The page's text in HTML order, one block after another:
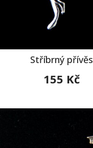
Stříbrný přívěs
155 Kč